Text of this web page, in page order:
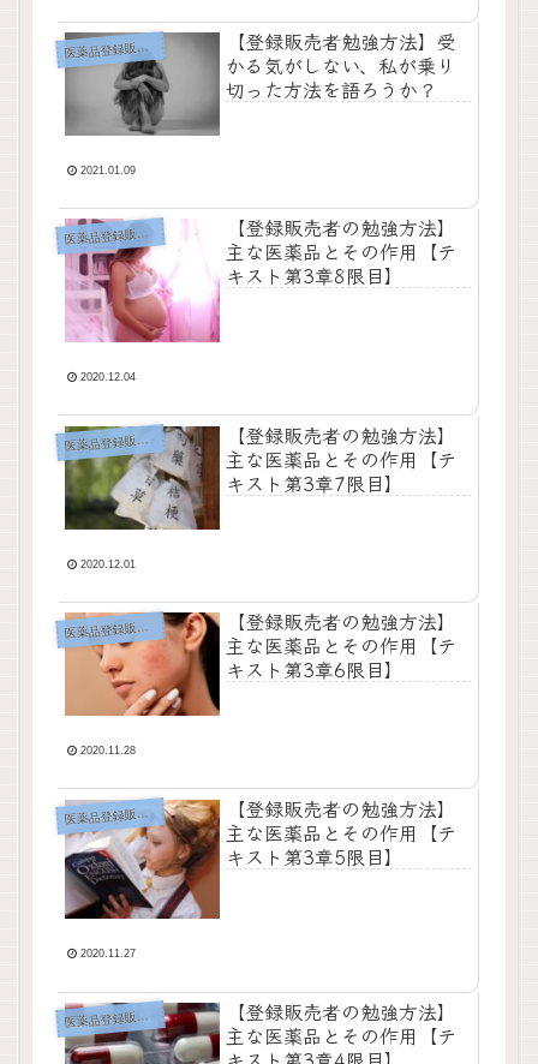
医薬品登録販売者の勉強方法
【登録販売者勉強方法】受
かる気がしない、私が乗り
切った方法を語ろうか？
2021.01.09
医 薬品登録販売者の勉強方法
【登録販売者の勉強方法】
主な医薬品とその作用【テ
キスト第3章8限目】
2020.12.04
医 薬品登録販売者の勉強方法
【登録販売者の勉強方法】
主な医薬品とその作用【テ
キスト第3章7限目】
2020.12.01
医薬品登録販売者の勉強方法
【登録販売者の勉強方法】
主な医薬品とその作用【テ
キスト第3章6限目】
2020.11.28
医薬品登録販売者の勉強方法
【登録販売者の勉強方法】
主な医薬品とその作用【テ
キスト第3章5限目】
2020.11.27
医 薬品登録販売者の勉強方法
【登録販売者の勉強方法】
主な医薬品とその作用【テ